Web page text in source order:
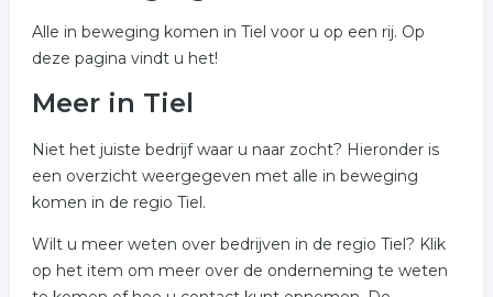
Alle in beweging komen in Tiel voor u op een rij. Op
deze pagina vindt u het!
Meer in Tiel
Niet het juiste bedrijf waar u naar zocht? Hieronder is
een overzicht weergegeven met alle in beweging
komen in de regio Tiel.
Wilt u meer weten over bedrijven in de regio Tiel? Klik
op het item om meer over de onderneming te weten